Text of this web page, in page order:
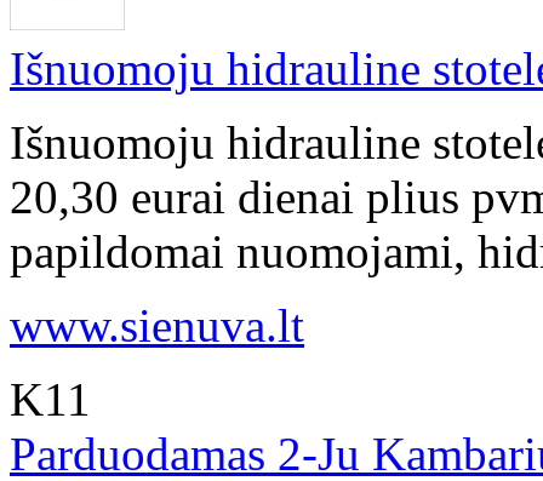
Išnuomoju hidrauline
Išnuomoju hidrauline
20,30 eurai dienai plius
papildomai nuomojami,
www.sienuva.lt
K11
Parduodamas 2-Ju